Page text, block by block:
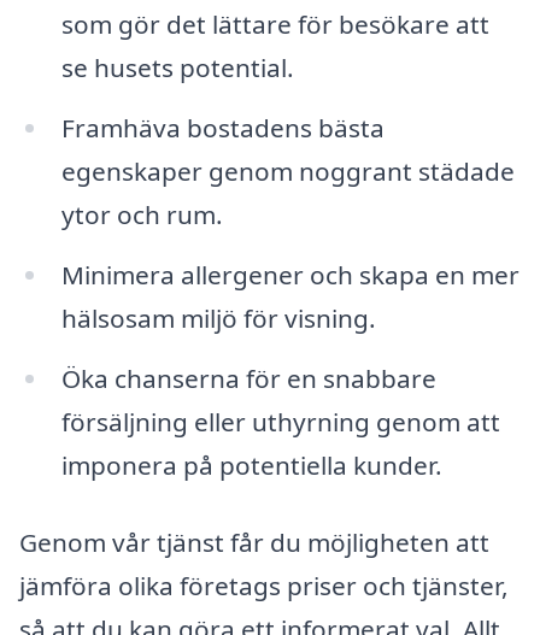
som gör det lättare för besökare att
se husets potential.
Framhäva bostadens bästa
egenskaper genom noggrant städade
ytor och rum.
Minimera allergener och skapa en mer
hälsosam miljö för visning.
Öka chanserna för en snabbare
försäljning eller uthyrning genom att
imponera på potentiella kunder.
Genom vår tjänst får du möjligheten att
jämföra olika företags priser och tjänster,